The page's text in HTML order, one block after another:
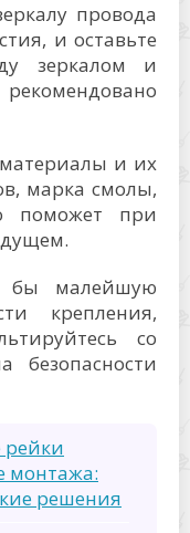
провода
и оставьте
зеркалом и
и их
марка смолы,
поможет при
бы малейшую
крепления,
со
безопасности
рейки
монтажа:
решения